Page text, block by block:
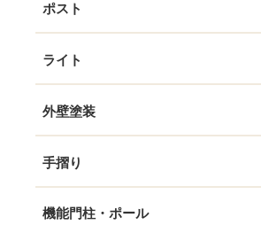
ポスト
ライト
外壁塗装
手摺り
機能門柱・ポール